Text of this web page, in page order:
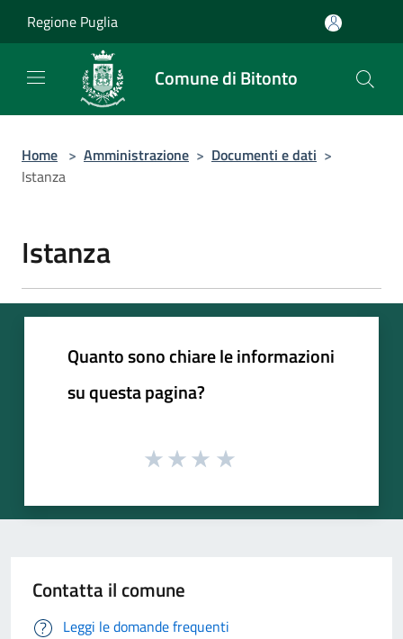
Regione Puglia
Comune di Bitonto
Home > Amministrazione > Documenti e dati >
Istanza
Istanza
Quanto sono chiare le informazioni
su questa pagina?
Contatta il comune
Leggi le domande frequenti